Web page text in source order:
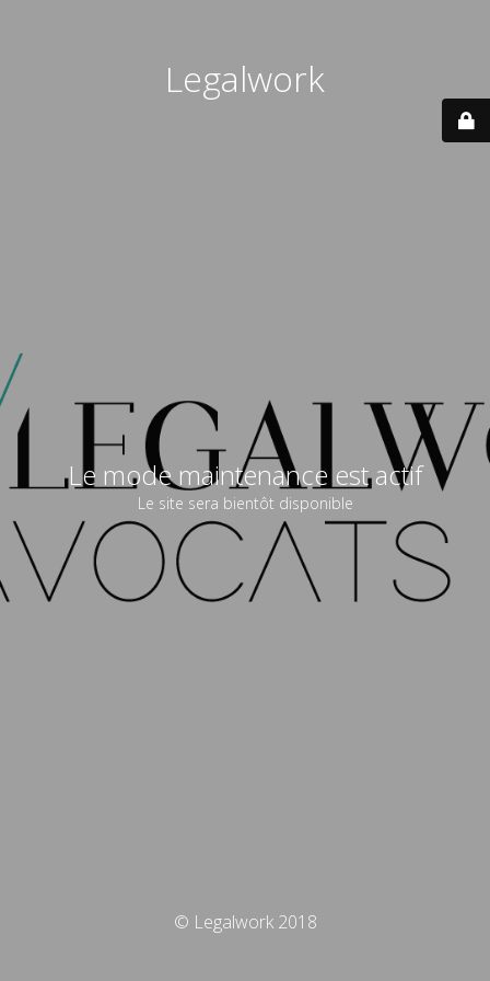
Legalwork
Le mode maintenance est actif
Le site sera bientôt disponible
© Legalwork 2018